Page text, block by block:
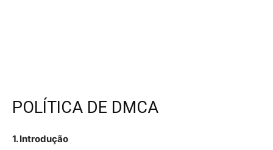
POLÍTICA DE DMCA
1. Introdução